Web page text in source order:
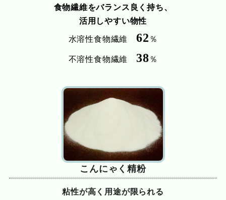
食物繊維をバランス良く持ち、
活用しやすい物性
水溶性食物繊維 62 ％
不溶性食物繊維 38 ％
こんにゃく精粉
粘性が高く用途が限られる